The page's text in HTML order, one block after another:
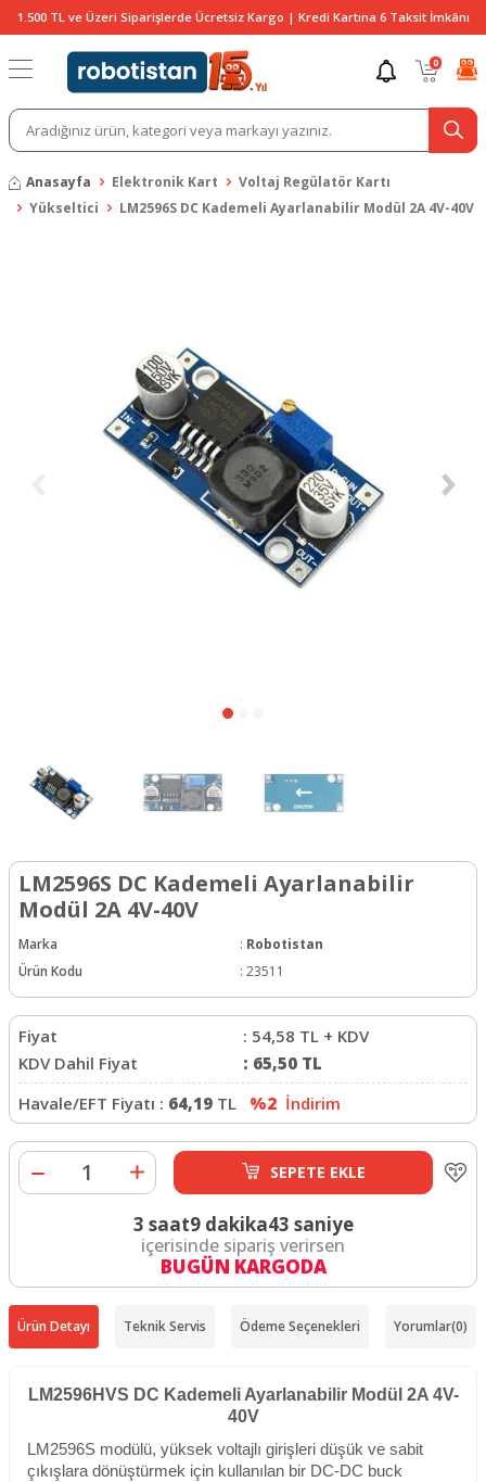
1.500 TL ve Üzeri Siparişlerde Ücretsiz Kargo | Kredi Kartına 6 Taksit İmkânı
0
Anasayfa Elektronik Kart
Voltaj Regülatör Kartı
Yükseltici
LM2596S DC Kademeli Ayarlanabilir Modül 2A 4V-40V
LM2596S DC Kademeli Ayarlanabilir
Modül 2A 4V-40V
Marka : Robotistan
Ürün Kodu
: 23511
Fiyat : 54,58 TL + KDV
KDV Dahil Fiyat
: 65,50 TL
Havale/EFT Fiyatı : 64,19 TL %2 İndirim
SEPETE EKLE
3 saat9 dakika43 saniye
içerisinde sipariş verirsen
BUGÜN KARGODA
Ürün Detayı Teknik Servis Ödeme Seçenekleri Yorumlar(0)
LM2596HVS DC Kademeli Ayarlanabilir Modül 2A 4V-
40V
LM2596S modülü, yüksek voltajlı girişleri düşük ve sabit
çıkışlara dönüştürmek için kullanılan bir DC-DC buck